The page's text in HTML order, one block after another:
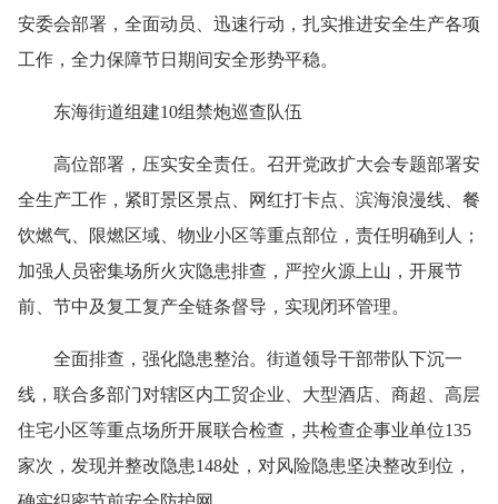
安委会部署，全面动员、迅速行动，扎实推进安全生产各项
工作，全力保障节日期间安全形势平稳。
东海街道组建10组禁炮巡查队伍
高位部署，压实安全责任。召开党政扩大会专题部署安
全生产工作，紧盯景区景点、网红打卡点、滨海浪漫线、餐
饮燃气、限燃区域、物业小区等重点部位，责任明确到人；
加强人员密集场所火灾隐患排查，严控火源上山，开展节
前、节中及复工复产全链条督导，实现闭环管理。
全面排查，强化隐患整治。街道领导干部带队下沉一
线，联合多部门对辖区内工贸企业、大型酒店、商超、高层
住宅小区等重点场所开展联合检查，共检查企事业单位135
家次，发现并整改隐患148处，对风险隐患坚决整改到位，